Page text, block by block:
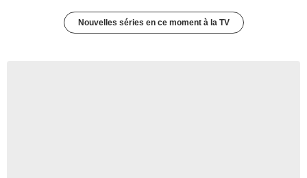
Nouvelles séries en ce moment à la TV